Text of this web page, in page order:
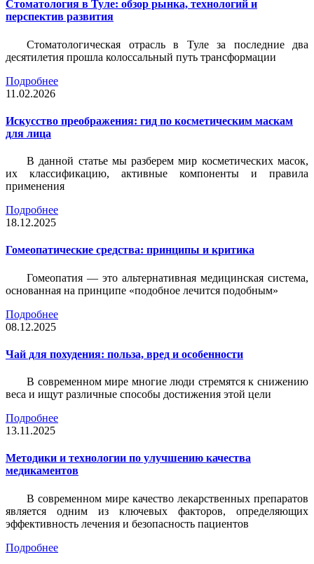
Стоматология в Туле: обзор рынка, технологий и
перспектив развития
Стоматологическая отрасль в Туле за последние два
десятилетия прошла колоссальный путь трансформации
Подробнее
11.02.2026
Искусство преображения: гид по косметическим маскам
для лица
В данной статье мы разберем мир косметических масок,
их классификацию, активные компоненты и правила
применения
Подробнее
18.12.2025
Гомеопатические средства: принципы и критика
Гомеопатия — это альтернативная медицинская система,
основанная на принципе «подобное лечится подобным»
Подробнее
08.12.2025
Чай для похудения: польза, вред и особенности
В современном мире многие люди стремятся к снижению
веса и ищут различные способы достижения этой цели
Подробнее
13.11.2025
Методики и технологии по улучшению качества
медикаментов
В современном мире качество лекарственных препаратов
является одним из ключевых факторов, определяющих
эффективность лечения и безопасность пациентов
Подробнее